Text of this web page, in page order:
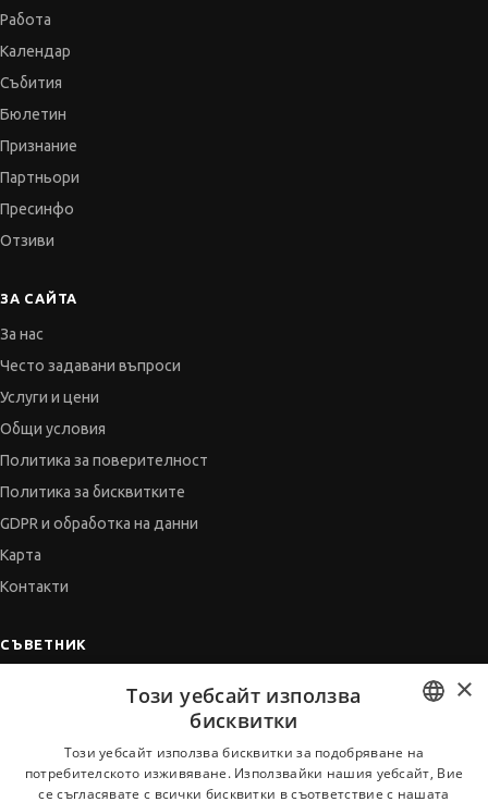
Работа
Календар
Събития
Бюлетин
Признание
Партньори
Пресинфо
Отзиви
ЗА САЙТА
За нас
Често задавани въпроси
Услуги и цени
Общи условия
Политика за поверителност
Политика за бисквитките
GDPR и обработка на данни
Карта
Контакти
СЪВЕТНИК
Когато получим оферта
BULGARIAN
ENGLISH
×
Този уебсайт използва
бисквитки
Този уебсайт използва бисквитки за подобряване на
потребителското изживяване. Използвайки нашия уебсайт, Вие
се съгласявате с всички бисквитки в съответствие с нашата